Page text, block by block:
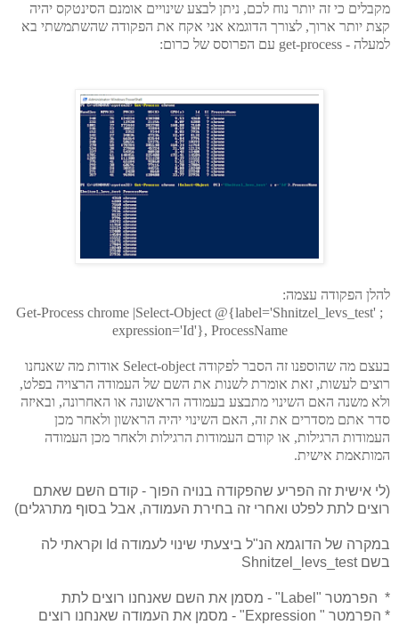
מקבלים כי זה יותר נוח לכם, ניתן לבצע שינויים אומנם הסינטקס יהיה
קצת יותר ארוך, לצורך הדוגמא אני אקח את הפקודה שהשתמשתי בא
למעלה - get-process עם הפרוסס של כרום:
להלן הפקודה עצמה:
Get-Process chrome |Select-Object @{label='Shnitzel_levs_test' ;
expression='Id'}, ProcessName
בעצם מה שהוספנו זה הסבר לפקודה Select-object אודות מה שאנחנו
רוצים לעשות, זאת אומרת לשנות את השם של העמודה הרצויה בפלט,
ולא משנה האם השינוי מתבצע בעמודה הראשונה או האחרונה, ובאיזה
סדר אתם מסדרים את זה, האם השינוי יהיה הראשון ולאחר מכן
העמודות הרגילות, או קודם העמודות הרגילות ולאחר מכן העמודה
המותאמת אישית.
(לי אישית זה הפריע שהפקודה בנויה הפוך - קודם השם שאתם
רוצים לתת לפלט ואחרי זה בחירת העמודה, אבל בסוף מתרגלים)
במקרה של הדוגמא הנ"ל ביצעתי שינוי לעמודה Id וקראתי לה
בשם Shnitzel_levs_test
* הפרמטר "Label" - מסמן את השם שאנחנו רוצים לתת
* הפרמטר " Expression" - מסמן את העמודה שאנחנו רוצים